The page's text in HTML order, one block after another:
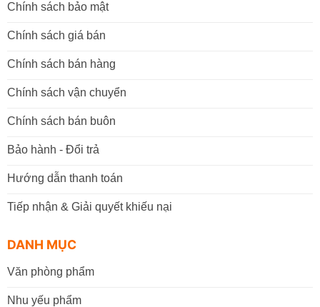
Chính sách bảo mật
Chính sách giá bán
Chính sách bán hàng
Chính sách vận chuyển
Chính sách bán buôn
Bảo hành - Đổi trả
Hướng dẫn thanh toán
Tiếp nhận & Giải quyết khiếu nại
DANH MỤC
Văn phòng phẩm
Nhu yếu phẩm